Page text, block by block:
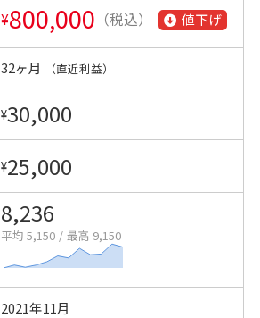
¥800,000 （税込） 値下げ
32ヶ月 （直近利益）
¥30,000
¥25,000
8,236
平均 5,150 / 最高 9,150
2021年11月